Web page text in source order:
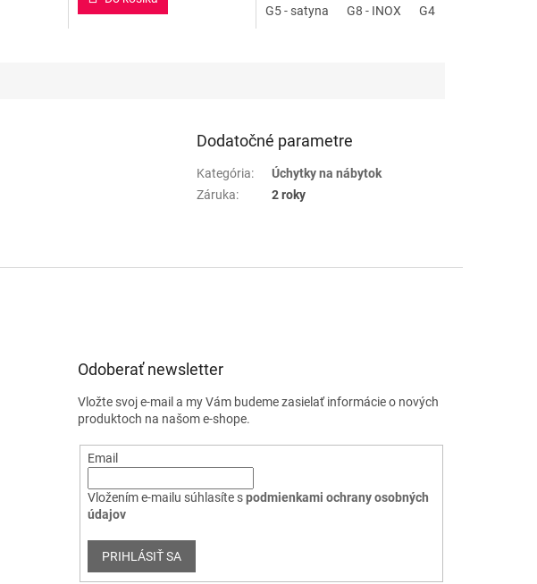
z
G5 - satyna G8 - INOX G49 - staré striebro
Dodatočné parametre
Kategória:
Úchytky na nábytok
Záruka: 2 roky
Odoberať newsletter
Vložte svoj e-mail a my Vám budeme zasielať informácie o nových
produktoch na našom e-shope.
Email
Vložením e-mailu súhlasíte spodmienkami ochrany osobných
údajov
PRIHLÁSIŤ SA